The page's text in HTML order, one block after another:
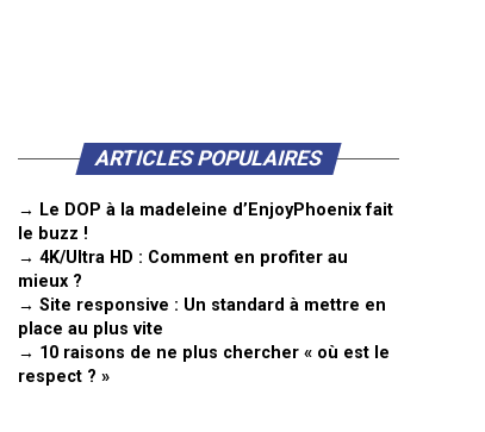
ARTICLES POPULAIRES
→ Le DOP à la madeleine d’EnjoyPhoenix fait
le buzz !
→ 4K/Ultra HD : Comment en profiter au
mieux ?
→ Site responsive : Un standard à mettre en
place au plus vite
→ 10 raisons de ne plus chercher « où est le
respect ? »